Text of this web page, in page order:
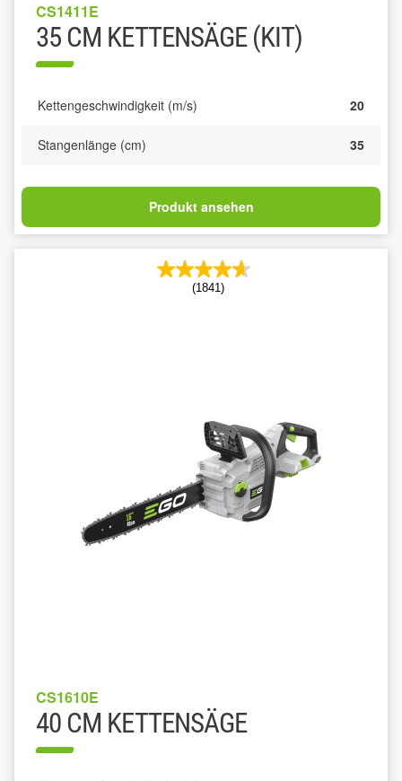
CS1411E
35 CM KETTENSÄGE (KIT)
Kettengeschwindigkeit (m/s) 20
Stangenlänge (cm) 35
Produkt ansehen
(1841)
CS1610E
40 CM KETTENSÄGE